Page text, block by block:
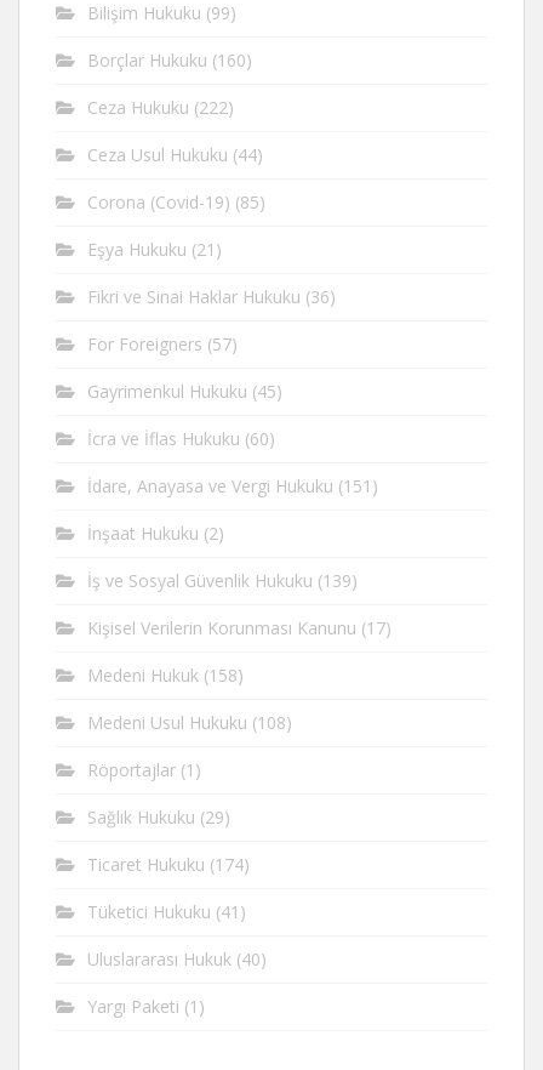
Bilişim Hukuku (99)
Borçlar Hukuku (160)
Ceza Hukuku (222)
Ceza Usul Hukuku (44)
Corona (Covid-19) (85)
Eşya Hukuku (21)
Fikri ve Sinai Haklar Hukuku (36)
For Foreigners (57)
Gayrimenkul Hukuku (45)
İcra ve İflas Hukuku (60)
İdare, Anayasa ve Vergi Hukuku (151)
İnşaat Hukuku (2)
İş ve Sosyal Güvenlik Hukuku (139)
Kişisel Verilerin Korunması Kanunu (17)
Medeni Hukuk (158)
Medeni Usul Hukuku (108)
Röportajlar (1)
Sağlık Hukuku (29)
Ticaret Hukuku (174)
Tüketici Hukuku (41)
Uluslararası Hukuk (40)
Yargı Paketi (1)